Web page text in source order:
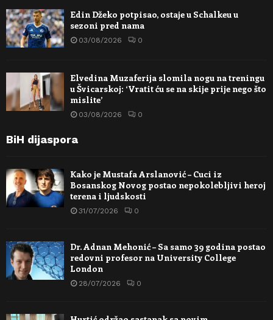
Edin Džeko potpisao, ostaje u Schalkeu u
sezoni pred nama
03/08/2026 0
Elvedina Muzaferija slomila nogu na treningu
u Švicarskoj: ‘Vratit ću se na skije prije nego što
mislite’
03/08/2026 0
BiH dijaspora
Kako je Mustafa Arslanović – Cuci iz
Bosanskog Novog postao nepokolebljivi heroj
terena i ljudskosti
31/07/2026 0
Dr. Adnan Mehonić – Sa samo 39 godina postao
redovni profesor na University College
London
28/07/2026 0